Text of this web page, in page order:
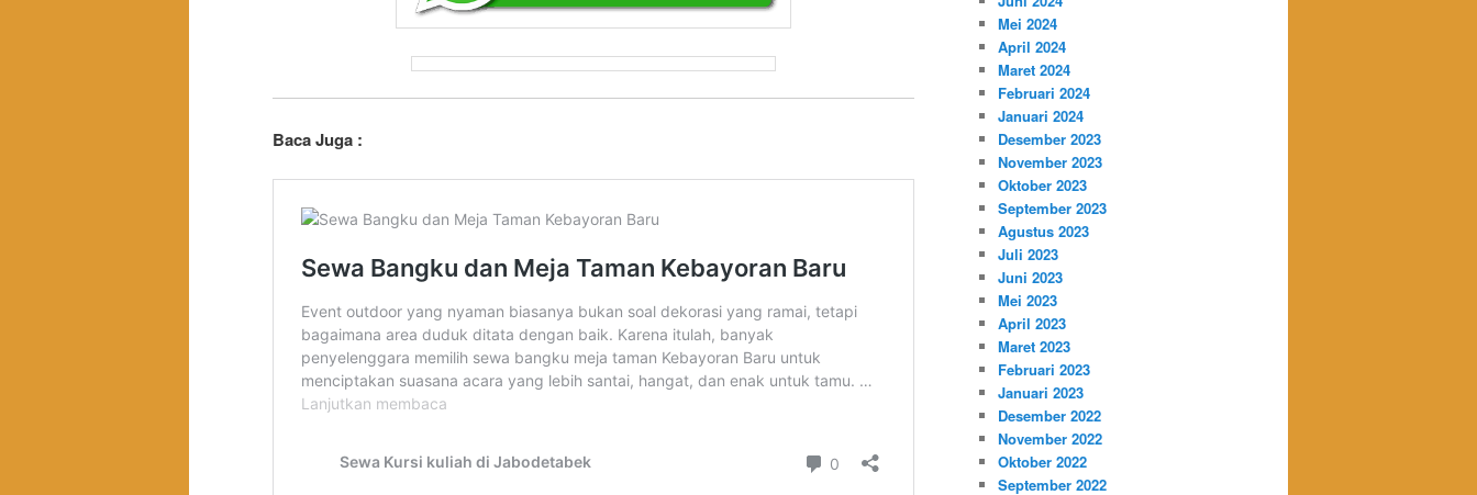
Baca Juga :
Mei 2024
April 2024
Maret 2024
Februari 2024
Januari 2024
Desember 2023
November 2023
Oktober 2023
September 2023
Agustus 2023
Juli 2023
Juni 2023
Mei 2023
April 2023
Maret 2023
Februari 2023
Januari 2023
Desember 2022
November 2022
Oktober 2022
September 2022